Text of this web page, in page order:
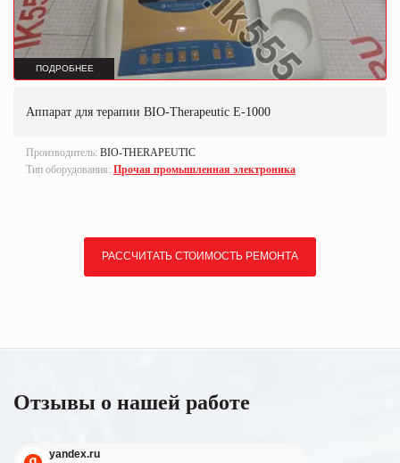
ПОДРОБНЕЕ
Аппарат для терапии BIO-Therapeutic E-1000
Производитель: BIO-THERAPEUTIC
Тип оборудования: Прочая промышленная электроника
РАССЧИТАТЬ СТОИМОСТЬ РЕМОНТА
Отзывы о нашей работе
yandex.ru